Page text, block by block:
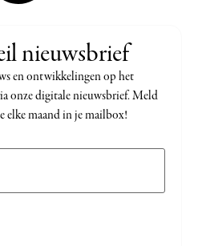
nieuwsbrief
en ontwikkelingen op het
onze digitale nieuwsbrief. Meld
elke maand in je mailbox!